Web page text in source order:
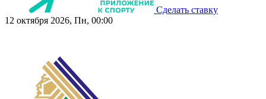
Сделать ставку
12 октября 2026, Пн, 00:00